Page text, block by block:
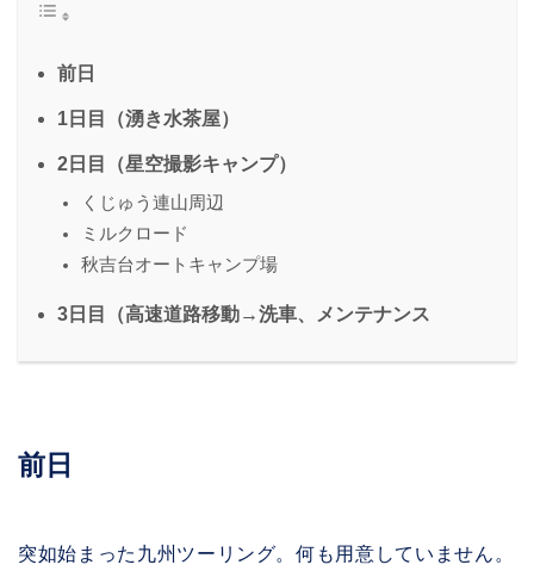
前日
1日目（湧き水茶屋）
2日目（星空撮影キャンプ）
くじゅう連山周辺
ミルクロード
秋吉台オートキャンプ場
3日目（高速道路移動→洗車、メンテナンス
前日
突如始まった九州ツーリング。何も用意していません。